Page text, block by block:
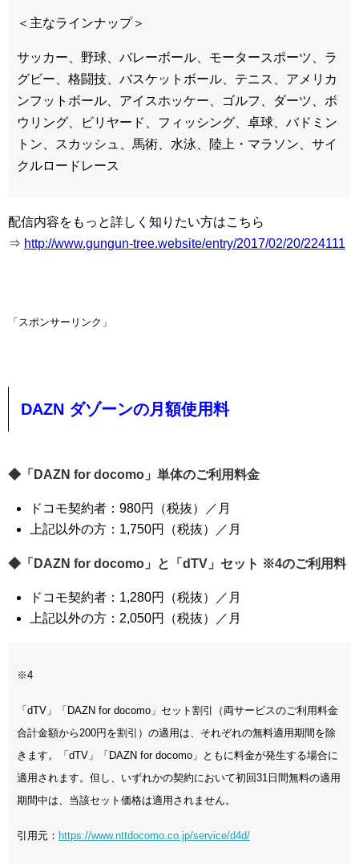
＜主なラインナップ＞
サッカー、野球、バレーボール、モータースポーツ、ラ
グビー、格闘技、バスケットボール、テニス、アメリカ
ンフットボール、アイスホッケー、ゴルフ、ダーツ、ボ
ウリング、ビリヤード、フィッシング、卓球、バドミン
トン、スカッシュ、馬術、水泳、陸上・マラソン、サイ
クルロードレース
配信内容をもっと詳しく知りたい方はこちら
⇒ http://www.gungun-tree.website/entry/2017/02/20/224111
「スポンサーリンク」
DAZN ダゾーンの月額使用料
◆「DAZN for docomo」単体のご利用料金
ドコモ契約者：980円（税抜）／月
上記以外の方：1,750円（税抜）／月
◆「DAZN for docomo」と「dTV」セット ※4のご利用料
ドコモ契約者：1,280円（税抜）／月
上記以外の方：2,050円（税抜）／月
※4
「dTV」「DAZN for docomo」セット割引（両サービスのご利用料金
合計金額から200円を割引）の適用は、それぞれの無料適用期間を除
きます。「dTV」「DAZN for docomo」ともに料金が発生する場合に
適用されます。但し、いずれかの契約において初回31日間無料の適用
期間中は、当該セット価格は適用されません。
引用元： https://www.nttdocomo.co.jp/service/d4d/